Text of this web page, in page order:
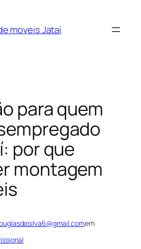
moveis Jataí
para quem
por que
montagem
em